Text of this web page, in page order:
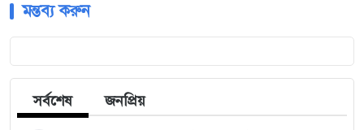
মন্তব্য করুন
সর্বশেষ জনপ্রিয়